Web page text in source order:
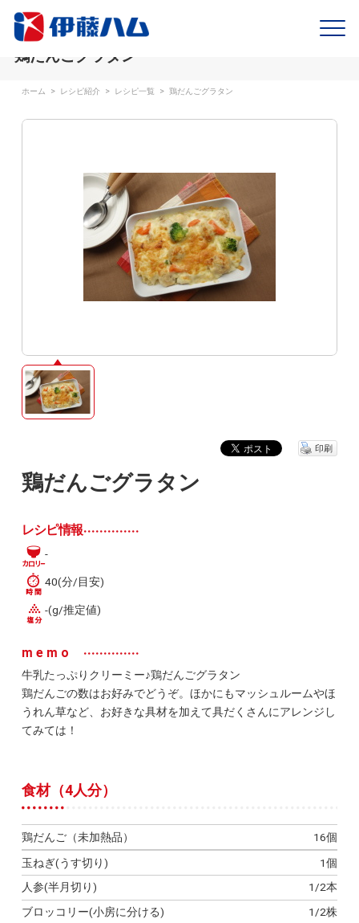
鶏だんごグラタン
ホーム > レシピ紹介 > レシピ一覧 > 鶏だんごグラタン
鶏だんごグラタン
印刷
レシピ情報
-
40(分/目安)
-(g/推定値)
memo
牛乳たっぷりクリーミー♪鶏だんごグラタン
鶏だんごの数はお好みでどうぞ。ほかにもマッシュルームやほ
うれん草など、お好きな具材を加えて具だくさんにアレンジし
てみては！
食材（4人分）
鶏だんご（未加熱品）
16個
玉ねぎ(うす切り)
1個
人参(半月切り)
1/2本
ブロッコリー(小房に分ける)
1/2株